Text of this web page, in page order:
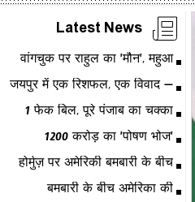
Latest News